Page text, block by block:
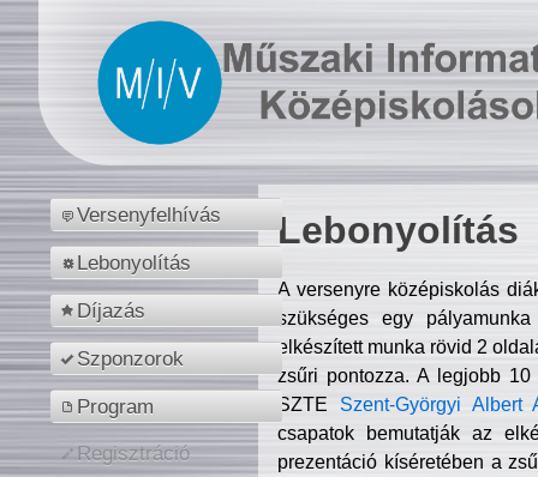
Versenyfelhívás
Lebonyolítás
Díjazás
Szponzorok
Program
Regisztráció
Lebonyolítás
A versenyre középiskolás
szükséges egy
elkészített munka rövid 2
zsűri pontozza. A legjobb
SZTE Szent-Györgyi Albert
csapatok bemutatják az
prezentáció kíséretében a